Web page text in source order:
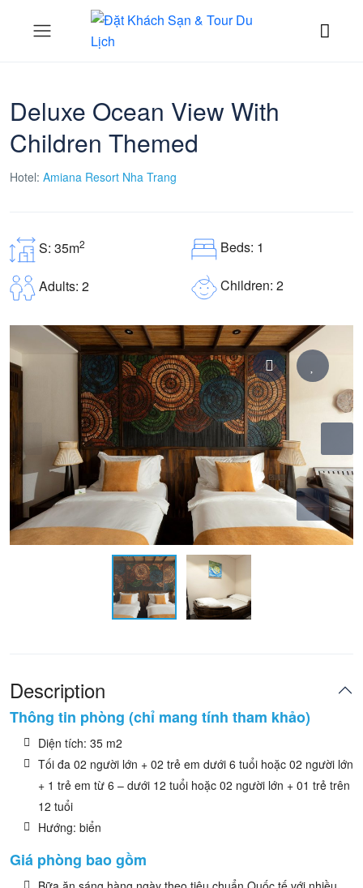
Deluxe Ocean View With
Children Themed
Hotel: Amiana Resort Nha Trang
S: 35m2 Beds: 1
Adults: 2 Children: 2
Description
Thông tin phòng (chỉ mang tính tham khảo)
Diện tích: 35 m2
Tối đa 02 người lớn + 02 trẻ em dưới 6 tuổi hoặc 02 người lớn
+ 1 trẻ em từ 6 – dưới 12 tuổi hoặc 02 người lớn + 01 trẻ trên
12 tuổi
Hướng: biển
Giá phòng bao gồm